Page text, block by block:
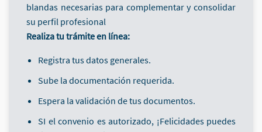
blandas necesarias para complementar y consolidar
su perfil profesional
Realiza tu trámite en línea:
Registra tus datos generales.
Sube la documentación requerida.
Espera la validación de tus documentos.
SI el convenio es autorizado, ¡Felicidades puedes